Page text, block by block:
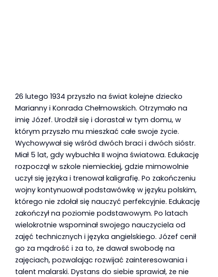
26 lutego 1934 przyszło na świat kolejne dziecko
Marianny i Konrada Chełmowskich. Otrzymało na
imię Józef. Urodził się i dorastał w tym domu, w
którym przyszło mu mieszkać całe swoje życie.
Wychowywał się wśród dwóch braci i dwóch sióstr.
Miał 5 lat, gdy wybuchła II wojna światowa. Edukację
rozpoczął w szkole niemieckiej, gdzie mimowolnie
uczył się języka i trenował kaligrafię. Po zakończeniu
wojny kontynuował podstawówkę w języku polskim,
którego nie zdołał się nauczyć perfekcyjnie. Edukację
zakończył na poziomie podstawowym. Po latach
wielokrotnie wspominał swojego nauczyciela od
zajęć technicznych i języka angielskiego. Józef cenił
go za mądrość i za to, że dawał swobodę na
zajęciach, pozwalając rozwijać zainteresowania i
talent malarski. Dystans do siebie sprawiał, że nie